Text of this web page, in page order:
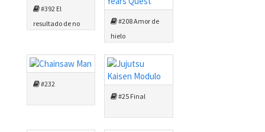
#392 El
resultado de no
[FINAL]
#208 Amor de
hielo
#232
#25 Final